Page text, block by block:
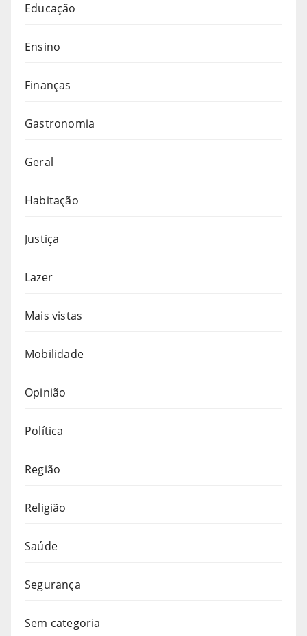
Educação
Ensino
Finanças
Gastronomia
Geral
Habitação
Justiça
Lazer
Mais vistas
Mobilidade
Opinião
Política
Região
Religião
Saúde
Segurança
Sem categoria